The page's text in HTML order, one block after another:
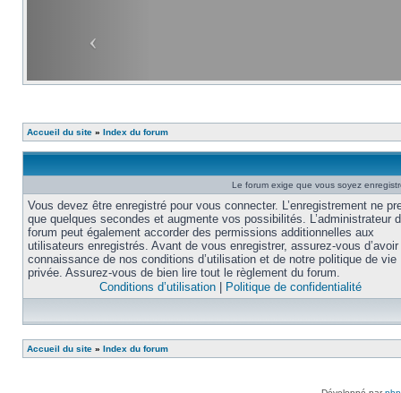
Accueil du site » Index du forum
Le forum exige que vous soyez
Vous devez être enregistré pour vous connecter. L’enregistrement ne
que quelques secondes et augmente vos possibilités. L’administrateur
forum peut également accorder des permissions additionnelles aux
utilisateurs enregistrés. Avant de vous enregistrer, assurez-vous
connaissance de nos conditions d’utilisation et de notre politique de vie
privée. Assurez-vous de bien lire tout le règlement du forum.
Conditions d’utilisation
Politique de confidentialité
Accueil du site » Index du forum